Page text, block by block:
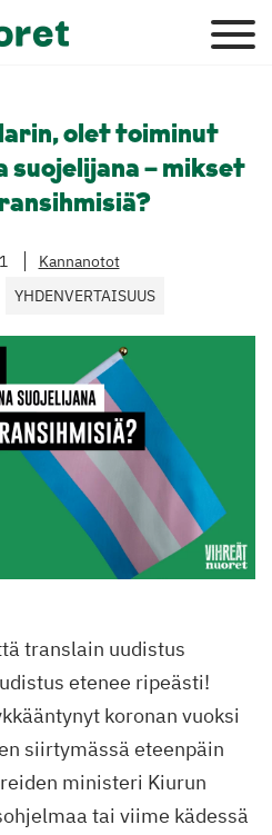
olet toiminut
suojelijana – mikset
Kannanotot
YHDENVERTAISUUS
translain uudistus
etenee ripeästi!
koronan vuoksi
siirtymässä eteenpäin
ministeri Kiurun
tai viime kädessä